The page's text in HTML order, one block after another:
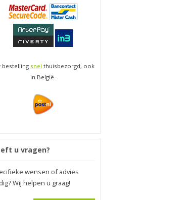
bestelling snel thuisbezorgd, ook
in België.
u vragen?
wensen of advies
Wij helpen u graag!